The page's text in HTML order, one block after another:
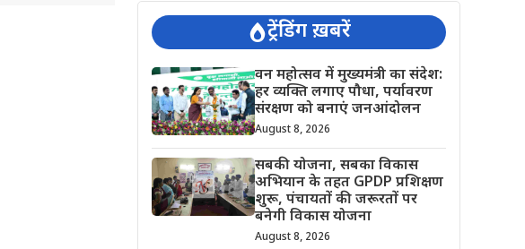
ट्रेंडिंग ख़बरें
वन महोत्सव में मुख्यमंत्री का संदेश:
हर व्यक्ति लगाए पौधा, पर्यावरण
संरक्षण को बनाएं जनआंदोलन
August 8, 2026
सबकी योजना, सबका विकास
अभियान के तहत GPDP प्रशिक्षण
शुरू, पंचायतों की जरूरतों पर
बनेगी विकास योजना
August 8, 2026